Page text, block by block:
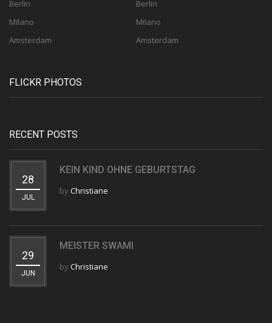
Berlin
Milano
Amsterdam
Berlin
Milano
Amsterdam
FLICKR PHOTOS
RECENT POSTS
28
JUL
KEIN KIND OHNE GEBURTSTAG
byChristiane
29
JUN
MEISTER SWAMI
byChristiane